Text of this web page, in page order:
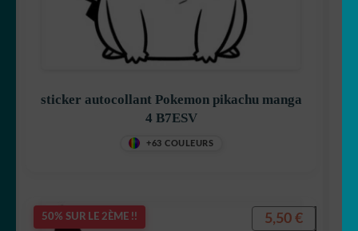
sticker autocollant Pokemon pikachu manga
4 B7ESV
+63 COULEURS
50% SUR LE 2ÈME !! 5,50 €